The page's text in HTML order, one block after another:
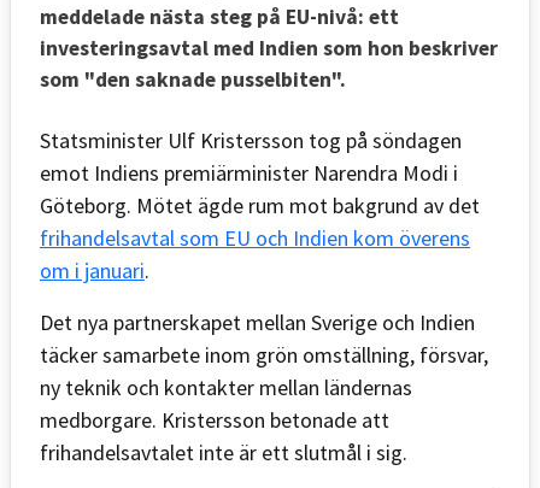
meddelade nästa steg på EU-nivå: ett
investeringsavtal med Indien som hon beskriver
som "den saknade pusselbiten".
Statsminister Ulf Kristersson tog på söndagen
emot Indiens premiärminister Narendra Modi i
Göteborg. Mötet ägde rum mot bakgrund av det
frihandelsavtal som EU och Indien kom överens
om i januari.
Det nya partnerskapet mellan Sverige och Indien
täcker samarbete inom grön omställning, försvar,
ny teknik och kontakter mellan ländernas
medborgare. Kristersson betonade att
frihandelsavtalet inte är ett slutmål i sig.